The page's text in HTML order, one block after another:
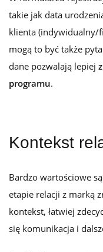
takie jak data
klienta (indywidualny/
mogą to być także
dane pozwalają lepiej
programu.
Kontekst
Bardzo wartościowe
etapie relacji z marką
kontekst, łatwiej
się komunikacja i